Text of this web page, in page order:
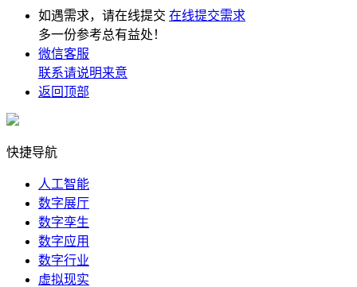
如遇需求，请在线提交 在线提交需求
多一份参考总有益处！
微信客服
联系请说明来意
返回顶部
快捷导航
人工智能
数字展厅
数字孪生
数字应用
数字行业
虚拟现实